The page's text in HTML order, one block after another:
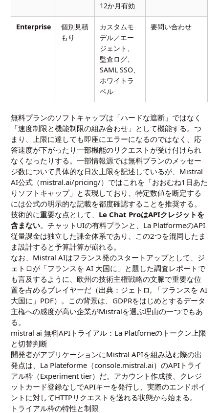
12か月有効
Enterprise
個別見積
もり
カスタムモ
デル／エー
ジェント、
監査ログ、
SAML SSO、
ホワイトラ
ベル
要問い合わせ
無料プランのソフトキャップは「ハードな遮断」ではなく
「速度制限と機能制限の組み合わせ」として機能する。つ
まり、上限に達しても即座にエラーになるのではなく、応
答速度が下がったり一部機能のリクエストが受け付けられ
なくなったりする。一部情報源では無料プランのメッセー
ジ数について具体的な日次上限を記述しているが、Mistral
AI公式（mistral.ai/pricing/）ではこれを「おおむね1日あた
りソフトキャップ」と表現しており、特定数値を断定する
には公式の明示的な記載を都度確認することを推奨する。
技術的に重要な点として、 Le Chat ProはAPIクレジットを
含まない。チャットUIの有料プランと、La PlatformeのAPI
従量課金は独立した課金体系であり、この2つを混同したま
ま設計すると予算計算が崩れる。
なお、Mistral AIはフランス発のスタートアップとして、ジ
ェトロが「フランスを AI 大国に」と題した調査レポートで
も言及するように、欧州の技術主権戦略の文脈で重要な位
置を占めるプレイヤーだ（出典：ジェトロ,
「フランスを AI
大国に」PDF）。この背景は、GDPRをはじめとするデータ
主権への感度が高い企業がMistralを選ぶ理由の一つでもあ
る。
mistral ai 無料APIトライアル：La Platforneのトークン上限
と切替判断
開発者がアプリケーションにMistral APIを組み込む際の出
発点は、La Plateforme（console.mistral.ai）のAPIトライ
アル枠（Experiment tier）だ。アカウント作成後、クレジ
ットカード登録なしでAPIキーを発行し、実際のエンドポイ
ントに対してHTTPリクエストを送れる状態から始まる。
トライアル枠の特性と制限